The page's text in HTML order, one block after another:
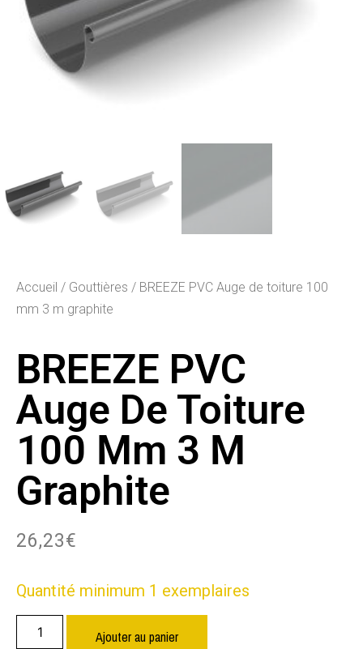
Accueil / Gouttières / BREEZE PVC Auge de toiture 100
mm 3 m graphite
BREEZE PVC
Auge De Toiture
100 Mm 3 M
Graphite
26,23€
Quantité minimum 1 exemplaires
Ajouter au panier